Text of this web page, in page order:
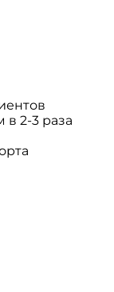
в 2-3 раза